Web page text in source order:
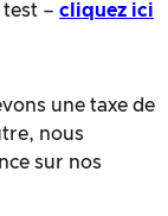
test – cliquez ici
une taxe de
nous
sur nos